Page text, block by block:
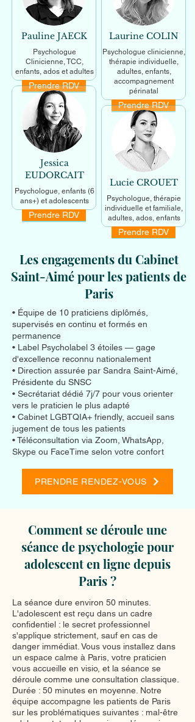
Pauline JAECK
Psychologue
Clinicienne, TCC,
enfants, ados et adultes
En savoir +
Prendre RDV
Jessica
EUDORCAIT
Psychologue, enfants (6
ans+) et adolescents
En savoir +
Prendre RDV
Laurine COLIN
Psychologue clinicienne,
thérapie individuelle,
adultes, enfants,
accompagnement
périnatal
En savoir +
Prendre RDV
Lucie CROUET
Psychologue, thérapie
individuelle et familiale,
adultes, ados, enfants
En savoir +
Prendre RDV
Les engagements du Cabinet
Saint-Aimé pour les patients de
Paris
• Équipe de 10 praticiens diplômés,
supervisés en continu et formés en
permanence
• Label Psycholabel 3 étoiles — gage
d'excellence reconnu nationalement
• Direction assurée par Sandra Saint-Aimé,
Présidente du SNSC
• Secrétariat dédié 7j/7 pour vous orienter
vers le praticien le plus adapté
• Cabinet LGBTQIA+ friendly, accueil sans
jugement de tous les patients
• Téléconsultation via Zoom, WhatsApp,
Skype ou FaceTime selon votre confort
PRENDRE RENDEZ-VOUS
Comment se déroule une
séance de psychologie pour
adolescent en ligne depuis
Paris ?
La séance dure environ 50 minutes.
L'adolescent est reçu dans un cadre
confidentiel : le secret professionnel
s'applique strictement, sauf en cas de
danger immédiat. Vous vous installez dans
un espace calme à Paris, votre praticien
vous accueille en visio, et la séance se
déroule comme une consultation classique.
Durée : 50 minutes en moyenne. Notre
équipe accompagne les patients de Paris
sur les problématiques suivantes : mal-être